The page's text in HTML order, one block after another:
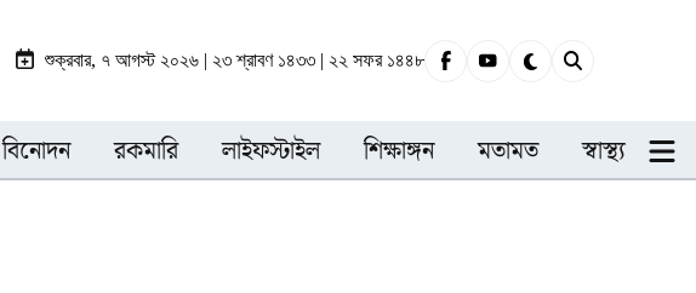
শুক্রবার, ৭ আগস্ট ২০২৬ | ২৩ শ্রাবণ ১৪৩৩ | ২২ সফর ১৪৪৮
বিনোদন রকমারি লাইফস্টাইল শিক্ষাঙ্গন মতামত স্বাস্থ্য